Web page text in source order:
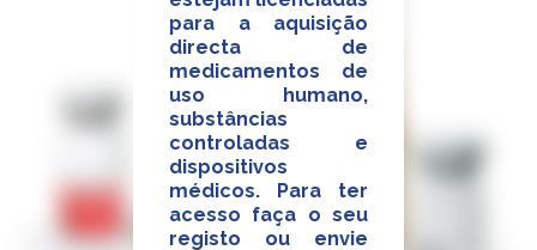
para a aquisição
directa de
medicamentos de
uso humano,
substâncias
controladas e
dispositivos
médicos. Para ter
acesso faça o seu
registo ou envie